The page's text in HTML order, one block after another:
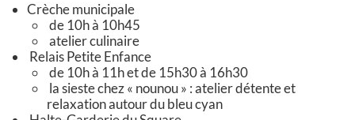
Crèche municipale
de 10h à 10h45
atelier culinaire
Relais Petite Enfance
de 10h à 11h et de 15h30 à 16h30
la sieste chez « nounou » : atelier détente et
relaxation autour du bleu cyan